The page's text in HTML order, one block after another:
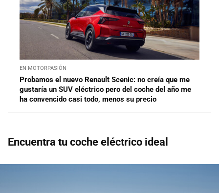
EN MOTORPASIÓN
Probamos el nuevo Renault Scenic: no creía que me
gustaría un SUV eléctrico pero del coche del año me
ha convencido casi todo, menos su precio
Encuentra tu coche eléctrico ideal